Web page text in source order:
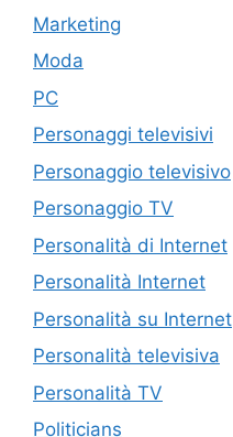
Marketing
Moda
PC
Personaggi televisivi
Personaggio televisivo
Personaggio TV
Personalità di Internet
Personalità Internet
Personalità su Internet
Personalità televisiva
Personalità TV
Politicians